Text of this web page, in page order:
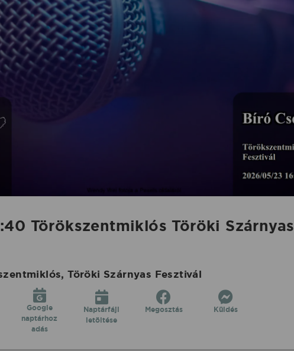
Törökszentmiklós Töröki Szárnyas
Töröki Szárnyas Fesztivál
Google
naptárhoz
adás
Naptárfájl
letöltése
Megosztás Küldés